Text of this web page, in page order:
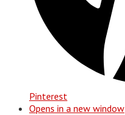
Pinterest
Opens in a new window